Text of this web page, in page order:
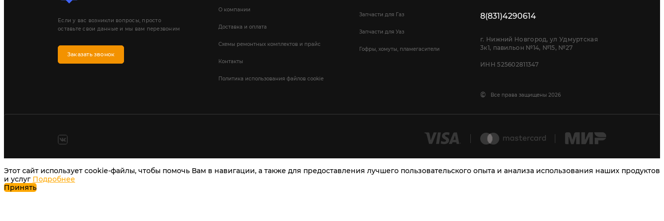
Если у вас возникли вопросы, просто
оставьте свои данные и мы вам перезвоним
Заказать звонок
О компании
Доставка и оплата
Схемы ремонтных комплектов и прайс
Контакты
Политика использования файлов cookie
Запчасти для Газ
Запчасти для Уаз
Гофры, хомуты, пламегасители
8(831)4290614
г. Нижний Новгород, ул Удмуртская
3к1, павильон №14, №15, №27
ИНН 525602811347
© Все права защищены 2026
Этот сайт использует cookie-файлы, чтобы помочь Вам в навигации, а также для предоставления лучшего пользовательского опыта и анализа использования наших продуктов
и услуг Подробнее
Принять